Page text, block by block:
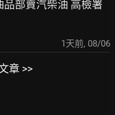
品部賣汽柴油 高檢署
1天前, 08/06
章 >>